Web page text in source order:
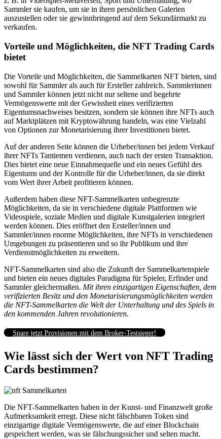
Sammler sie kaufen, um sie in ihren persönlichen Galerien
auszustellen oder sie gewinnbringend auf dem Sekundärmarkt zu
verkaufen.
Vorteile und Möglichkeiten, die NFT Trading Cards
bietet
Die Vorteile und Möglichkeiten, die Sammelkarten NFT bieten, sind
sowohl für Sammler als auch für Ersteller zahlreich. Sammlerinnen
und Sammler können jetzt nicht nur seltene und begehrte
Vermögenswerte mit der Gewissheit eines verifizierten
Eigentumsnachweises besitzen, sondern sie können ihre NFTs auch
auf Marktplätzen mit Kryptowährung handeln, was eine Vielzahl
von Optionen zur Monetarisierung ihrer Investitionen bietet.
Auf der anderen Seite können die Urheber/innen bei jedem Verkauf
ihrer NFTs Tantiemen verdienen, auch nach der ersten Transaktion.
Dies bietet eine neue Einnahmequelle und ein neues Gefühl des
Eigentums und der Kontrolle für die Urheber/innen, da sie direkt
vom Wert ihrer Arbeit profitieren können.
Außerdem haben diese NFT-Sammelkarten unbegrenzte
Möglichkeiten, da sie in verschiedene digitale Plattformen wie
Videospiele, soziale Medien und digitale Kunstgalerien integriert
werden können. Dies eröffnet den Ersteller/innen und
Sammler/innen enorme Möglichkeiten, ihre NFTs in verschiedenen
Umgebungen zu präsentieren und so ihr Publikum und ihre
Verdienstmöglichkeiten zu erweitern.
NFT-Sammelkarten sind also die Zukunft der Sammelkartenspiele
und bieten ein neues digitales Paradigma für Spieler, Erfinder und
Sammler gleichermaßen. Mit ihren einzigartigen Eigenschaften, dem
verifizierten Besitz und den Monetarisierungsmöglichkeiten werden
die NFT-Sammelkarten die Welt der Unterhaltung und des Spiels in
den kommenden Jahren revolutionieren.
Spare jetzt Provisionen mit dem Broker-Testsieger!
Wie lässt sich der Wert von NFT Trading
Cards bestimmen?
Die NFT-Sammelkarten haben in der Kunst- und Finanzwelt große
Aufmerksamkeit erregt. Diese nicht fälschbaren Token sind
einzigartige digitale Vermögenswerte, die auf einer Blockchain
gespeichert werden, was sie fälschungssicher und selten macht.